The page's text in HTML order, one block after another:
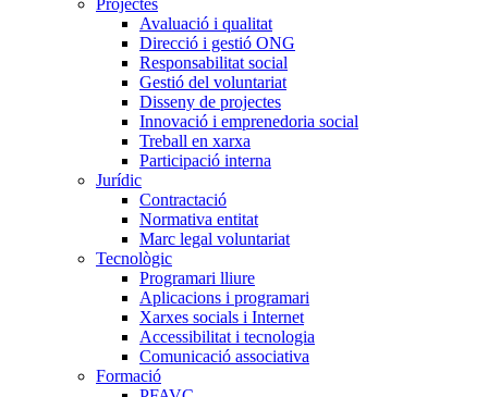
Projectes
Avaluació i qualitat
Direcció i gestió ONG
Responsabilitat social
Gestió del voluntariat
Disseny de projectes
Innovació i emprenedoria social
Treball en xarxa
Participació interna
Jurídic
Contractació
Normativa entitat
Marc legal voluntariat
Tecnològic
Programari lliure
Aplicacions i programari
Xarxes socials i Internet
Accessibilitat i tecnologia
Comunicació associativa
Formació